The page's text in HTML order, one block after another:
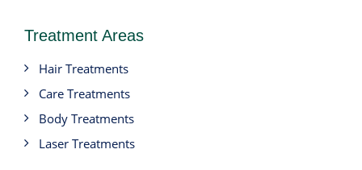
Treatment Areas
Hair Treatments
Care Treatments
Body Treatments
Laser Treatments